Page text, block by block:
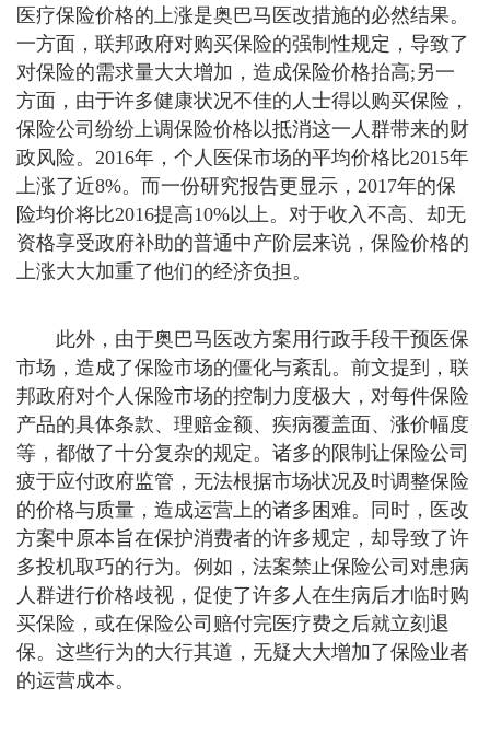
医疗保险价格的上涨是奥巴马医改措施的必然结果。
一方面，联邦政府对购买保险的强制性规定，导致了
对保险的需求量大大增加，造成保险价格抬高;另一
方面，由于许多健康状况不佳的人士得以购买保险，
保险公司纷纷上调保险价格以抵消这一人群带来的财
政风险。2016年，个人医保市场的平均价格比2015年
上涨了近8%。而一份研究报告更显示，2017年的保
险均价将比2016提高10%以上。对于收入不高、却无
资格享受政府补助的普通中产阶层来说，保险价格的
上涨大大加重了他们的经济负担。
此外，由于奥巴马医改方案用行政手段干预医保
市场，造成了保险市场的僵化与紊乱。前文提到，联
邦政府对个人保险市场的控制力度极大，对每件保险
产品的具体条款、理赔金额、疾病覆盖面、涨价幅度
等，都做了十分复杂的规定。诸多的限制让保险公司
疲于应付政府监管，无法根据市场状况及时调整保险
的价格与质量，造成运营上的诸多困难。同时，医改
方案中原本旨在保护消费者的许多规定，却导致了许
多投机取巧的行为。例如，法案禁止保险公司对患病
人群进行价格歧视，促使了许多人在生病后才临时购
买保险，或在保险公司赔付完医疗费之后就立刻退
保。这些行为的大行其道，无疑大大增加了保险业者
的运营成本。